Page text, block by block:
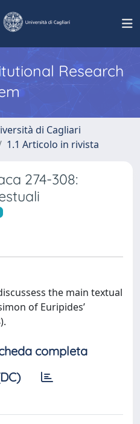
Research
di Cagliari
1.1 Articolo in rivista
274-308:
the main textual
of Euripides’
completa